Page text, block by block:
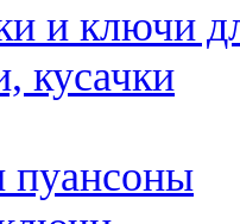
и ключи
кусачки
пуансоны